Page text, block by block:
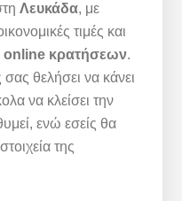
Λευκάδα, με
τιμές και
online κρατήσεων.
θελήσει να κάνει
να κλείσει την
ενώ εσείς θα
της